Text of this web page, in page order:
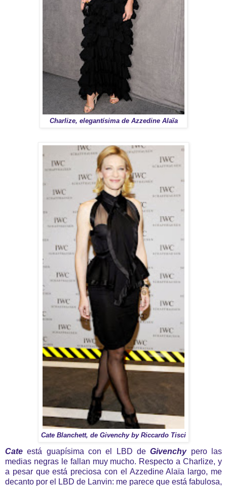
Charlize, elegantísima de Azzedine Alaïa
Cate Blanchett, de Givenchy by Riccardo Tisci
Cate está guapísima con el LBD de Givenchypero las
medias negras le fallan muy mucho. Respecto a Charlize, y
a pesar que está preciosa con el Azzedine Alaïa largo, me
decanto por el LBD de Lanvin: me parece que está fabulosa,